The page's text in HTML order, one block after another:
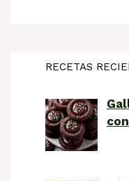
RECETAS